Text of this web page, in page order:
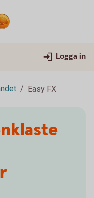
Logga in
Easy FX